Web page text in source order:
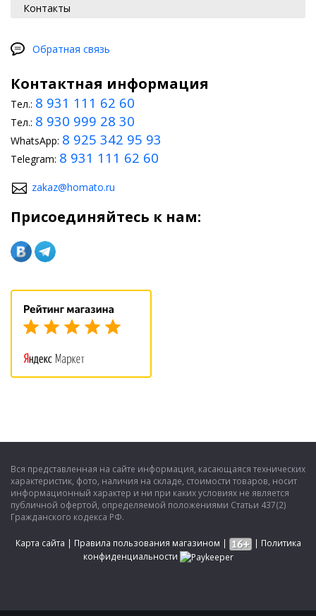
Контакты
Обратная связь
Контактная информация
Тел.: 8 931 111 62 60
Тел.: 8 930 999 28 30
WhatsApp: 8 925 342 95 93
Telegram: 8 931 111 62 60
zakaz@homato.ru
Присоединяйтесь к нам:
Вся представленная на сайте информация, касающаяся технических
характеристик, фото, наличия на складе, стоимости товаров, носит
информационный характер и ни при каких условиях не является
публичной офертой, определяемой положениями Статьи 437(2)
Гражданского кодекса РФ.
Карта сайта | Правила пользования магазином | | Политика
конфиденциальности